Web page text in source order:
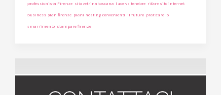
professionista Firenze sito vetrina toscana luce vs tenebre rifare sito internet
business plan firenze piani hosting convenienti il futuro praticare lo
smarrimento stampare firenze